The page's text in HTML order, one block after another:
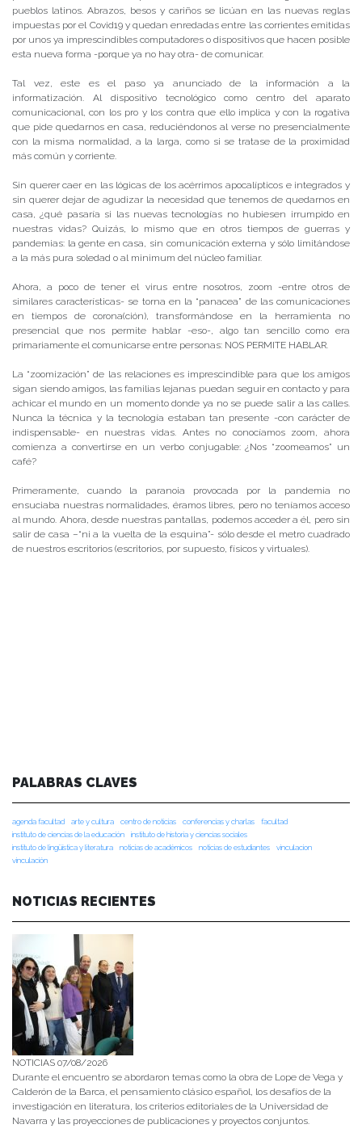
pueblos latinos. Abrazos, besos y cariños se licúan en las nuevas reglas
impuestas por el Covid19 y quedan enredadas entre las corrientes emitidas
por unos ya imprescindibles computadores o dispositivos que hacen posible
esta nueva forma -porque ya no hay otra- de comunicar.
Tal vez, este es el paso ya anunciado de la información a la
informatización. Al dispositivo tecnológico como centro del aparato
comunicacional, con los pro y los contra que ello implica y con la rogativa
que pide quedarnos en casa, reduciéndonos al verse no presencialmente
con la misma normalidad, a la larga, como si se tratase de la proximidad
más común y corriente.
Sin querer caer en las lógicas de los acérrimos apocalípticos e integrados y
sin querer dejar de agudizar la necesidad que tenemos de quedarnos en
casa, ¿qué pasaría si las nuevas tecnologías no hubiesen irrumpido en
nuestras vidas? Quizás, lo mismo que en otros tiempos de guerras y
pandemias: la gente en casa, sin comunicación externa y sólo limitándose
a la más pura soledad o al minimum del núcleo familiar.
Ahora, a poco de tener el virus entre nosotros, zoom -entre otros de
similares características- se torna en la “panacea” de las comunicaciones
en tiempos de corona(ción), transformándose en la herramienta no
presencial que nos permite hablar -eso-, algo tan sencillo como era
primariamente el comunicarse entre personas: NOS PERMITE HABLAR.
La “zoomización” de las relaciones es imprescindible para que los amigos
sigan siendo amigos, las familias lejanas puedan seguir en contacto y para
achicar el mundo en un momento donde ya no se puede salir a las calles.
Nunca la técnica y la tecnología estaban tan presente -con carácter de
indispensable- en nuestras vidas. Antes no conocíamos zoom, ahora
comienza a convertirse en un verbo conjugable: ¿Nos “zoomeamos” un
café?
Primeramente, cuando la paranoia provocada por la pandemia no
ensuciaba nuestras normalidades, éramos libres, pero no teníamos acceso
al mundo. Ahora, desde nuestras pantallas, podemos acceder a él, pero sin
salir de casa –“ni a la vuelta de la esquina”- sólo desde el metro cuadrado
de nuestros escritorios (escritorios, por supuesto, físicos y virtuales).
PALABRAS CLAVES
agenda facultad arte y cultura centro de noticias conferencias y charlas
facultad
instituto de ciencias de la educación
instituto de historia y ciencias sociales
instituto de lingüística y literatura
noticias de académicos noticias de estudiantes
vinculacion
vinculación
NOTICIAS RECIENTES
NOTICIAS 07/08/2026
Durante el encuentro se abordaron temas como la obra de Lope de Vega y
Calderón de la Barca, el pensamiento clásico español, los desafíos de la
investigación en literatura, los criterios editoriales de la Universidad de
Navarra y las proyecciones de publicaciones y proyectos conjuntos.